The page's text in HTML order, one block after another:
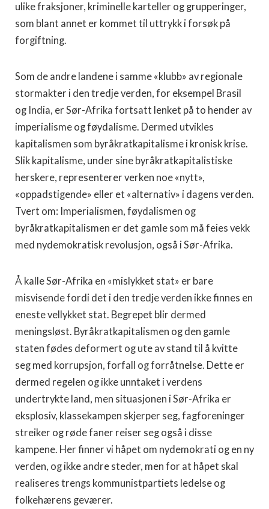
ulike fraksjoner, kriminelle karteller og grupperinger,
som blant annet er kommet til uttrykk i forsøk på
forgiftning.
Som de andre landene i samme «klubb» av regionale
stormakter i den tredje verden, for eksempel Brasil
og India, er Sør-Afrika fortsatt lenket på to hender av
imperialisme og føydalisme. Dermed utvikles
kapitalismen som byråkratkapitalisme i kronisk krise.
Slik kapitalisme, under sine byråkratkapitalistiske
herskere, representerer verken noe «nytt»,
«oppadstigende» eller et «alternativ» i dagens verden.
Tvert om: Imperialismen, føydalismen og
byråkratkapitalismen er det gamle som må feies vekk
med nydemokratisk revolusjon, også i Sør-Afrika.
Å kalle Sør-Afrika en «mislykket stat» er bare
misvisende fordi det i den tredje verden ikke finnes en
eneste vellykket stat. Begrepet blir dermed
meningsløst. Byråkratkapitalismen og den gamle
staten fødes deformert og ute av stand til å kvitte
seg med korrupsjon, forfall og forråtnelse. Dette er
dermed regelen og ikke unntaket i verdens
undertrykte land, men situasjonen i Sør-Afrika er
eksplosiv, klassekampen skjerper seg, fagforeninger
streiker og røde faner reiser seg også i disse
kampene. Her finner vi håpet om nydemokrati og en ny
verden, og ikke andre steder, men for at håpet skal
realiseres trengs kommunistpartiets ledelse og
folkehærens geværer.